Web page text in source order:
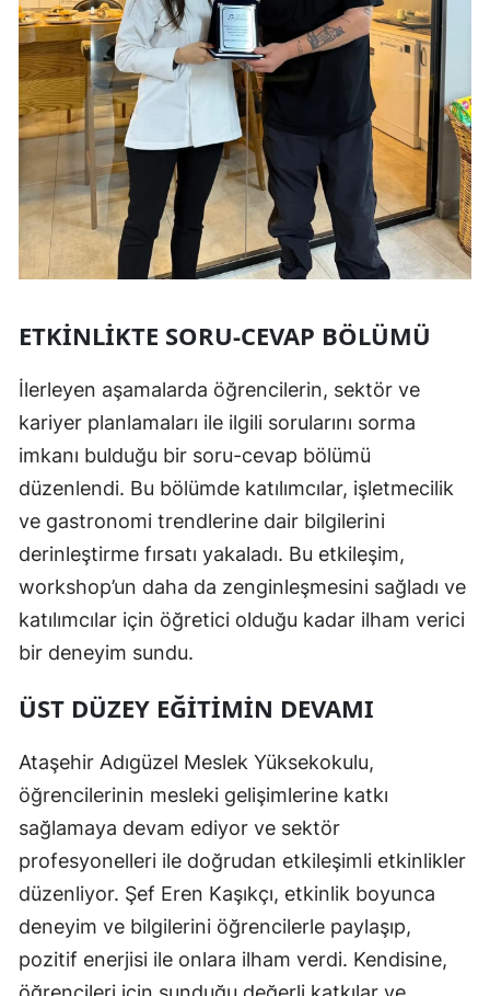
ETKINLIKTE SORU-CEVAP BÖLÜMÜ
İlerleyen aşamalarda öğrencilerin, sektör ve
kariyer planlamaları ile ilgili sorularını sorma
imkanı bulduğu bir soru-cevap bölümü
düzenlendi. Bu bölümde katılımcılar, işletmecilik
ve gastronomi trendlerine dair bilgilerini
derinleştirme fırsatı yakaladı. Bu etkileşim,
workshop’un daha da zenginleşmesini sağladı ve
katılımcılar için öğretici olduğu kadar ilham verici
bir deneyim sundu.
ÜST DÜZEY EĞITIMIN DEVAMI
Ataşehir Adıgüzel Meslek Yüksekokulu,
öğrencilerinin mesleki gelişimlerine katkı
sağlamaya devam ediyor ve sektör
profesyonelleri ile doğrudan etkileşimli etkinlikler
düzenliyor. Şef Eren Kaşıkçı, etkinlik boyunca
deneyim ve bilgilerini öğrencilerle paylaşıp,
pozitif enerjisi ile onlara ilham verdi. Kendisine,